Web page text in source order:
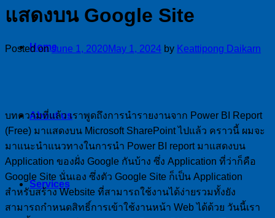
Home
About us
Services
แสดงบน Google Site
Posted onJune 1, 2020May 1, 2024 by Keattipong Daikarn
บทความที่แล้ว เราพูดถึงการนำรายงานจาก Power BI Report
(Free) มาแสดงบน Microsoft SharePoint ไปแล้ว คราวนี้ ผมจะ
มาแนะนำแนวทางในการนำ Power BI report มาแสดงบน
Application ของฝั่ง Google กันบ้าง ซึ่ง Application ที่ว่าก็คือ
Google Site นั่นเอง ซึ่งตัว Google Site ก็เป็น Application
สำหรับสร้าง Website ที่สามารถใช้งานได้ง่ายรวมทั้งยัง
สามารถกำหนดสิทธิ์การเข้าใช้งานหน้า Web ได้ด้วย วันนี้เรา